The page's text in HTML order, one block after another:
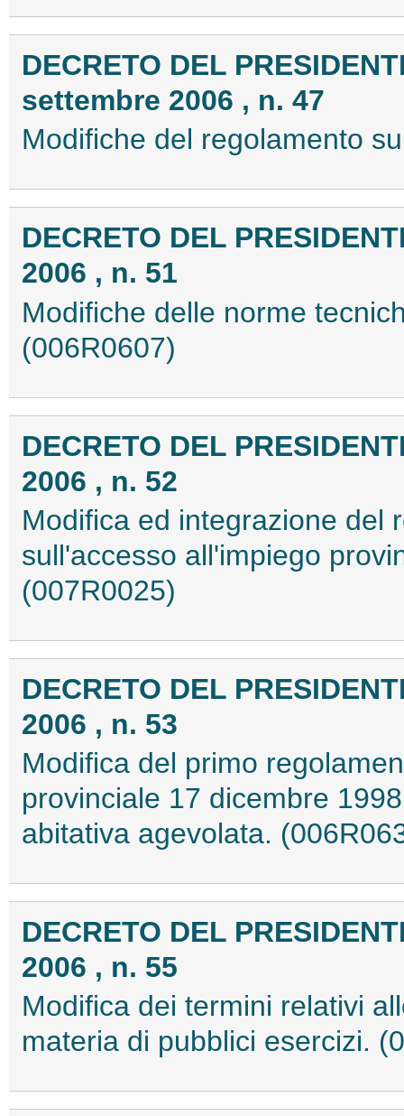
DECRETO DEL
settembre 2006 , n. 47
Modifiche del regolamento
DECRETO DEL
2006 , n. 51
Modifiche delle norme
(006R0607)
DECRETO DEL
2006 , n. 52
Modifica ed integrazione del
sull'accesso all'impiego
(007R0025)
DECRETO DEL
2006 , n. 53
Modifica del primo
provinciale 17 dicembre
abitativa agevolata.
DECRETO DEL
2006 , n. 55
Modifica dei termini relativi
materia di pubblici esercizi.